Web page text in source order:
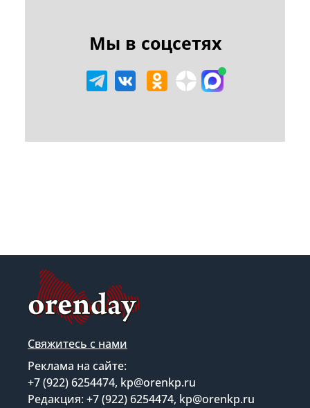
Мы в соцсетях
Свяжитесь с нами
Реклама на сайте:
+7 (922) 6254474, kp@orenkp.ru
Редакция: +7 (922) 6254474, kp@orenkp.ru